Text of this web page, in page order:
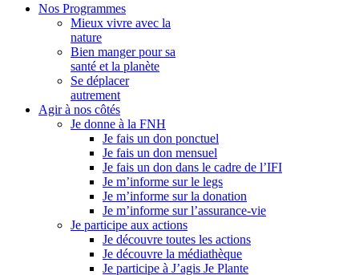
Nos Programmes
Mieux vivre avec la
nature
Bien manger pour sa
santé et la planète
Se déplacer
autrement
Agir à nos côtés
Je donne à la FNH
Je fais un don ponctuel
Je fais un don mensuel
Je fais un don dans le cadre de l’IFI
Je m’informe sur le legs
Je m’informe sur la donation
Je m’informe sur l’assurance-vie
Je participe aux actions
Je découvre toutes les actions
Je découvre la médiathèque
Je participe à J’agis Je Plante